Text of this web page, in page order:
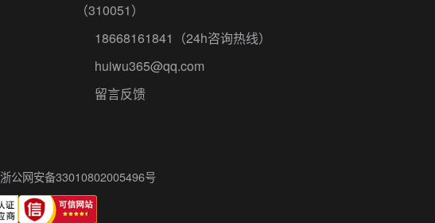
（310051）
18668161841
（24h咨询热线）
huiwu365@qq.com
留言反馈
浙公网安备33010802005496号